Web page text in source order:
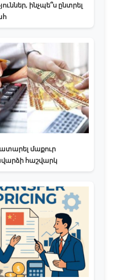
ինչպե՞ս ընտրել
մաքուր
հաշվարկ